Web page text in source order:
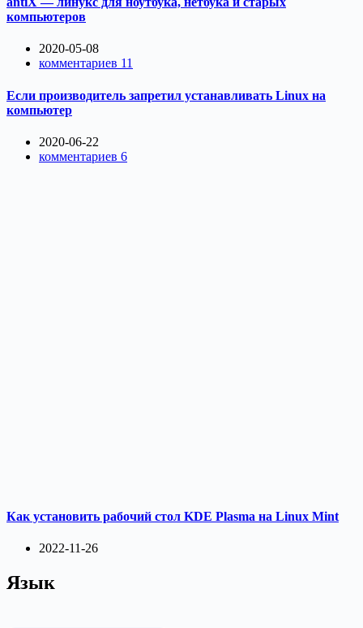
компьютеров
2020-05-08
комментариев 11
Если производитель запретил устанавливать Linux на
компьютер
2020-06-22
комментариев 6
Как установить рабочий стол KDE Plasma на Linux Mint
2022-11-26
Язык